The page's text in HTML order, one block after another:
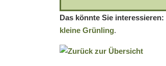
Das könnte Sie interessieren:
kleine Grünling.